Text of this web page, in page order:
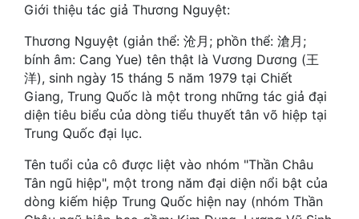
Khoa Huyễn Không Gian
Kinh Dị
Kiếm Hiệp
Kỳ Huyễn
Kỳ Ảo
Giới thiệu tác giả Thương Nguyệt:
Thương Nguyệt (giản thể: 沧月; phồn thể: 滄月;
bính âm: Cang Yue) tên thật là Vương Dương (王
洋), sinh ngày 15 tháng 5 năm 1979 tại Chiết
Giang, Trung Quốc là một trong những tác giả đại
diện tiêu biểu của dòng tiểu thuyết tân võ hiệp tại
Trung Quốc đại lục.
Tên tuổi của cô được liệt vào nhóm "Thần Châu
Tân ngũ hiệp", một trong năm đại diện nổi bật của
dòng kiếm hiệp Trung Quốc hiện nay (nhóm Thần